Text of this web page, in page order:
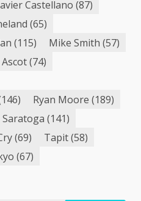
Castellano (87)
(65)
(115) Mike Smith (57)
(74)
Ryan Moore (189)
Saratoga (141)
(69) Tapit(58)
(67)